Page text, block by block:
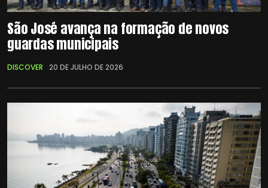
São José avança na formação de novos
guardas municipais
DISCOVER 20 DE JULHO DE 2026